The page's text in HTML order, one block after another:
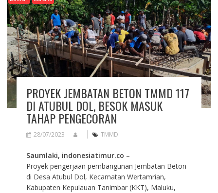
PROYEK JEMBATAN BETON TMMD 117
DI ATUBUL DOL, BESOK MASUK
TAHAP PENGECORAN
28/07/2023 TMMD
Saumlaki, indonesiatimur.co –
Proyek pengerjaan pembangunan Jembatan Beton
di Desa Atubul Dol, Kecamatan Wertamrian,
Kabupaten Kepulauan Tanimbar (KKT), Maluku,